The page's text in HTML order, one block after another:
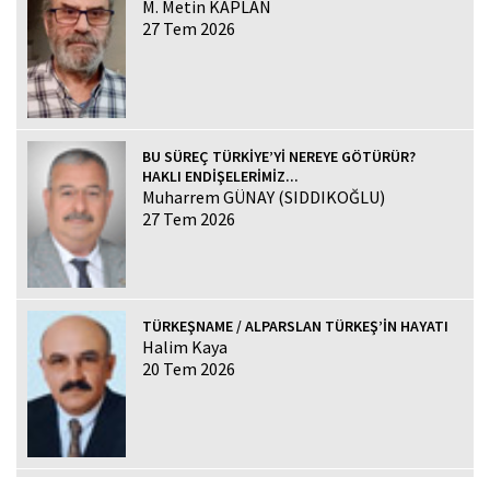
M. Metin KAPLAN
27 Tem 2026
BU SÜREÇ TÜRKİYE’Yİ NEREYE GÖTÜRÜR?
HAKLI ENDİŞELERİMİZ...
Muharrem GÜNAY (SIDDIKOĞLU)
27 Tem 2026
TÜRKEŞNAME / ALPARSLAN TÜRKEŞ’İN HAYATI
Halim Kaya
20 Tem 2026